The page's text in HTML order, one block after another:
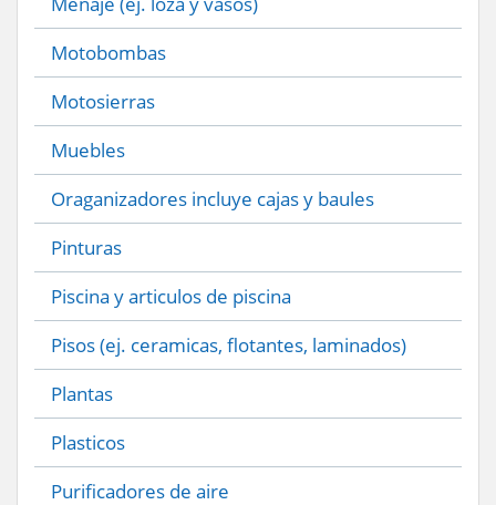
Motobombas
Motosierras
Muebles
Oraganizadores incluye cajas y baules
Pinturas
Piscina y articulos de piscina
Pisos (ej. ceramicas, flotantes, laminados)
Plantas
Plasticos
Purificadores de aire